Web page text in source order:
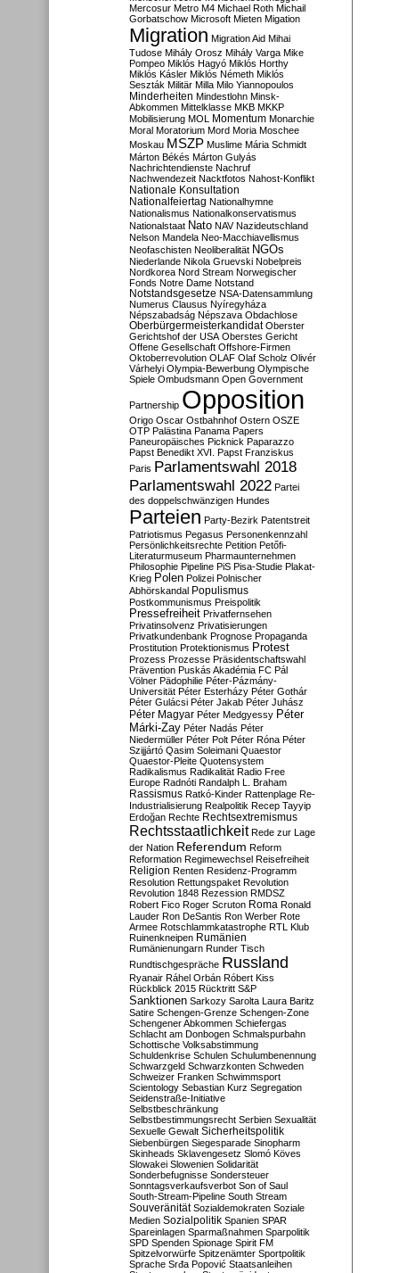
Mercosur Metro M4 Michael Roth Michail
Gorbatschow Microsoft Mieten Migation
Migration Migration Aid Mihai
Tudose Mihály Orosz Mihály Varga Mike
Pompeo Miklós Hagyó Miklós Horthy
Miklós Kásler Miklós Németh Miklós
Seszták Militär Milla Milo Yiannopoulos
Minderheiten Mindestlohn Minsk-
Abkommen Mittelklasse MKB MKKP
Mobilisierung MOL Momentum Monarchie
Moral Moratorium Mord Moria Moschee
Moskau MSZP Muslime Mária Schmidt
Márton Békés Márton Gulyás
Nachrichtendienste Nachruf
Nachwendezeit Nacktfotos Nahost-Konflikt
Nationale Konsultation
Nationalfeiertag Nationalhymne
Nationalismus Nationalkonservatismus
Nationalstaat Nato NAV Nazideutschland
Nelson Mandela Neo-Macchiavellismus
Neofaschisten Neoliberalität NGOs
Niederlande Nikola Gruevski Nobelpreis
Nordkorea Nord Stream Norwegischer
Fonds Notre Dame Notstand
Notstandsgesetze NSA-Datensammlung
Numerus Clausus Nyíregyháza
Népszabadság Népszava Obdachlose
Oberbürgermeisterkandidat Oberster
Gerichtshof der USA Oberstes Gericht
Offene Gesellschaft Offshore-Firmen
Oktoberrevolution OLAF Olaf Scholz Olivér
Várhelyi Olympia-Bewerbung Olympische
Spiele Ombudsmann Open Government
Partnership Opposition
Origo Oscar Ostbahnhof Ostern OSZE
OTP Palästina Panama Papers
Paneuropäisches Picknick Paparazzo
Papst Benedikt XVI. Papst Franziskus
Paris Parlamentswahl 2018
Parlamentswahl 2022 Partei
des doppelschwänzigen Hundes
Parteien Party-Bezirk Patentstreit
Patriotismus Pegasus Personenkennzahl
Persönlichkeitsrechte Petition Petőfi-
Literaturmuseum Pharmaunternehmen
Philosophie Pipeline PiS Pisa-Studie Plakat-
Krieg Polen Polizei Polnischer
Abhörskandal Populismus
Postkommunismus Preispolitik
Pressefreiheit Privatfernsehen
Privatinsolvenz Privatisierungen
Privatkundenbank Prognose Propaganda
Prostitution Protektionismus Protest
Prozess Prozesse Präsidentschaftswahl
Prävention Puskás Akadémia FC Pál
Völner Pädophilie Péter-Pázmány-
Universität Péter Esterházy Péter Gothár
Péter Gulácsi Péter Jakab Péter Juhász
Péter Magyar Péter Medgyessy Péter
Márki-Zay Péter Nadás Péter
Niedermüller Péter Polt Péter Róna Péter
Szijjártó Qasim Soleimani Quaestor
Quaestor-Pleite Quotensystem
Radikalismus Radikalität Radio Free
Europe Radnóti Randalph L. Braham
Rassismus Ratkó-Kinder Rattenplage Re-
Industrialisierung Realpolitik Recep Tayyip
Erdoğan Rechte Rechtsextremismus
Rechtsstaatlichkeit Rede zur Lage
der Nation Referendum Reform
Reformation Regimewechsel Reisefreiheit
Religion Renten Residenz-Programm
Resolution Rettungspaket Revolution
Revolution 1848 Rezession RMDSZ
Robert Fico Roger Scruton Roma Ronald
Lauder Ron DeSantis Ron Werber Rote
Armee Rotschlammkatastrophe RTL Klub
Ruinenkneipen Rumänien
Rumänienungarn Runder Tisch
Rundtischgespräche Russland
Ryanair Ráhel Orbán Róbert Kiss
Rückblick 2015 Rücktritt S&P
Sanktionen Sarkozy Sarolta Laura Baritz
Satire Schengen-Grenze Schengen-Zone
Schengener Abkommen Schiefergas
Schlacht am Donbogen Schmalspurbahn
Schottische Volksabstimmung
Schuldenkrise Schulen Schulumbenennung
Schwarzgeld Schwarzkonten Schweden
Schweizer Franken Schwimmsport
Scientology Sebastian Kurz Segregation
Seidenstraße-Initiative
Selbstbeschränkung
Selbstbestimmungsrecht Serbien Sexualität
Sexuelle Gewalt Sicherheitspolitik
Siebenbürgen Siegesparade Sinopharm
Skinheads Sklavengesetz Slomó Köves
Slowakei Slowenien Solidarität
Sonderbefugnisse Sondersteuer
Sonntagsverkaufsverbot Son of Saul
South-Stream-Pipeline South Stream
Souveränität Sozialdemokraten Soziale
Medien Sozialpolitik Spanien SPAR
Spareinlagen Sparmaßnahmen Sparpolitik
SPD Spenden Spionage Spirit FM
Spitzelvorwürfe Spitzenämter Sportpolitik
Sprache Srđa Popović Staatsanleihen